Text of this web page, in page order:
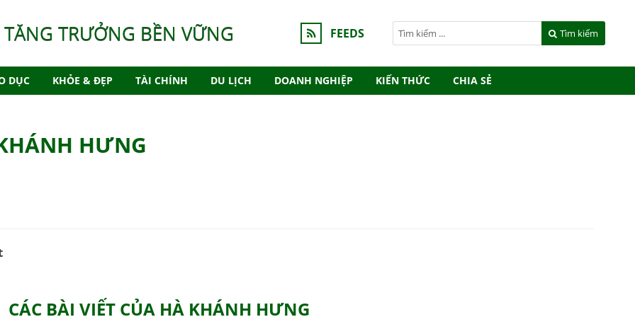
TRƯỞNG BỀN VỮNG FEEDS Tìm kiếm
DỤC KHỎE & ĐẸP TÀI CHÍNH DU LỊCH DOANH NGHIỆP KIẾN THỨC CHIA SẺ
HƯNG
CÁC BÀI VIẾT CỦA HÀ KHÁNH HƯNG